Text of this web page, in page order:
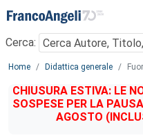
Menu
Cerca:
Main content
Home Didattica generale
CHIUSURA ESTIVA: LE
SOSPESE PER LA
AGOSTO